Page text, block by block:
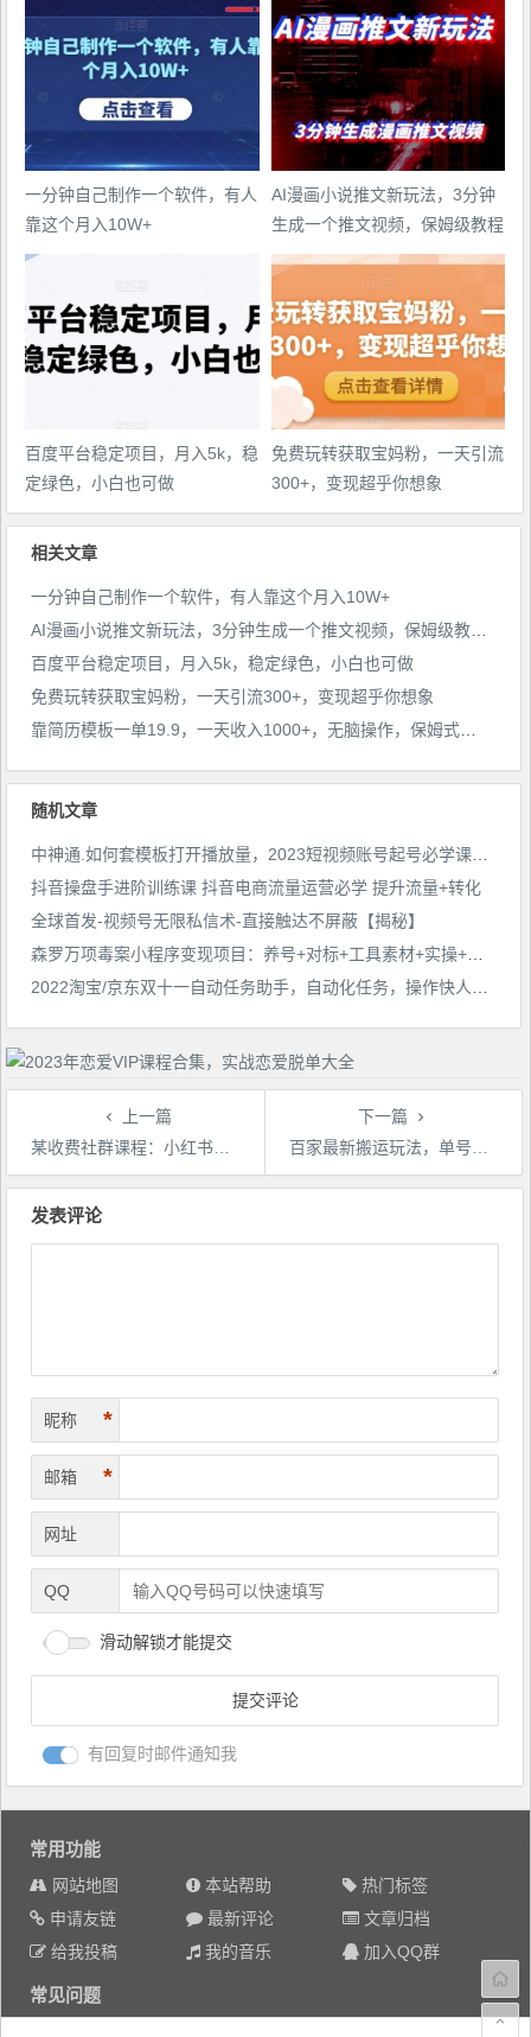
一分钟自己制作一个软件，有人
靠这个月入10W+
AI漫画小说推文新玩法，3分钟
生成一个推文视频，保姆级教程
【配项目操作和软件教程】
百度平台稳定项目，月入5k，稳
定绿色，小白也可做
免费玩转获取宝妈粉，一天引流
300+，变现超乎你想象
相关文章
一分钟自己制作一个软件，有人靠这个月入10W+
百度平台稳定项目，月入5k，稳定绿色，小白也可做
免费玩转获取宝妈粉，一天引流300+，变现超乎你想象
随机文章
抖音操盘手进阶训练课 抖音电商流量运营必学 提升流量+转化
全球首发-视频号无限私信术-直接触达不屏蔽【揭秘】
上一篇
某收费社群课程：小红书爆款图文引流教程2.0+小红书单篇图文连爆秘籍
下一篇
百家最新搬运玩法，单号月入5000+【揭秘】
文
发表评论
昵称 *
邮箱 *
网址
QQ
滑动解锁才能提交
有回复时邮件通知我
常用功能
网站地图 本站帮助
热门标签
申请友链
最新评论
文章归档
给我投稿
我的音乐 加入QQ群
常见问题